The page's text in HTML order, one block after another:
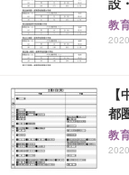
設
教
都
教